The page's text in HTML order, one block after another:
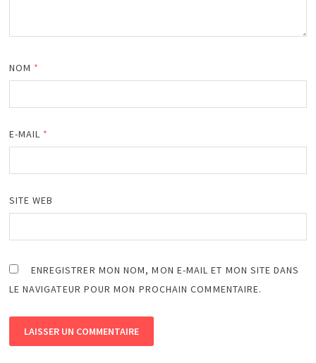
NOM *
E-MAIL *
SITE WEB
ENREGISTRER MON NOM, MON E-MAIL ET MON SITE DANS
LE NAVIGATEUR POUR MON PROCHAIN COMMENTAIRE.